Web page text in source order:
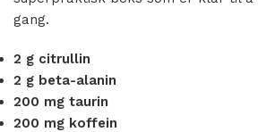
gang.
2 g citrullin
2 g beta-alanin
200 mg taurin
200 mg koffein